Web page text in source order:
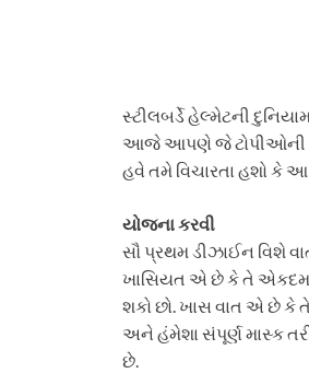
સ્ટીલબર્ડે હેલ્મેટની
આજે આપણે જે ટોપીઓની
હવે તમે વિચારતા હશો કે આ
યોજના કરવી
સૌ પ્રથમ ડીઝાઈન વિશે
ખાસિયત એ છે કે તે
શકો છો. ખાસ વાત એ છે
અને હંમેશા સંપૂર્ણ માસ્ક
છે.